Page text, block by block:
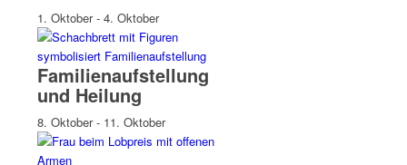
1. Oktober- 4. Oktober
Familienaufstellung
und Heilung
8. Oktober- 11. Oktober